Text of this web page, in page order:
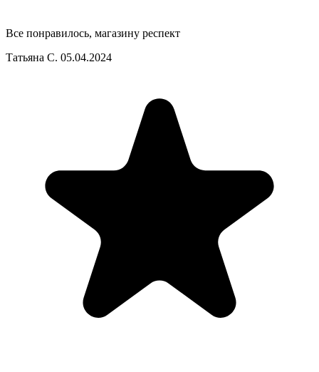
Все понравилось, магазину респект
Татьяна С. 05.04.2024